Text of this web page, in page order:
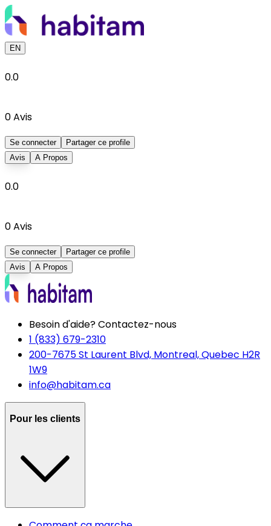
EN
0.0
0Avis
Se connecter
Partager ce profile
Avis
A Propos
0.0
0Avis
Se connecter
Partager ce profile
Avis
A Propos
Besoin d'aide? Contactez-nous
1 (833) 679-2310
200-7675 St Laurent Blvd, Montreal, Quebec H2R
1W9
info@habitam.ca
Pour les clients